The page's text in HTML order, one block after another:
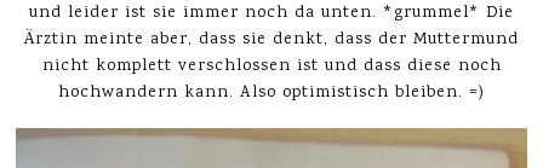
und leider ist sie immer noch da unten. *grummel* Die
Ärztin meinte aber, dass sie denkt, dass der Muttermund
nicht komplett verschlossen ist und dass diese noch
hochwandern kann. Also optimistisch bleiben. =)